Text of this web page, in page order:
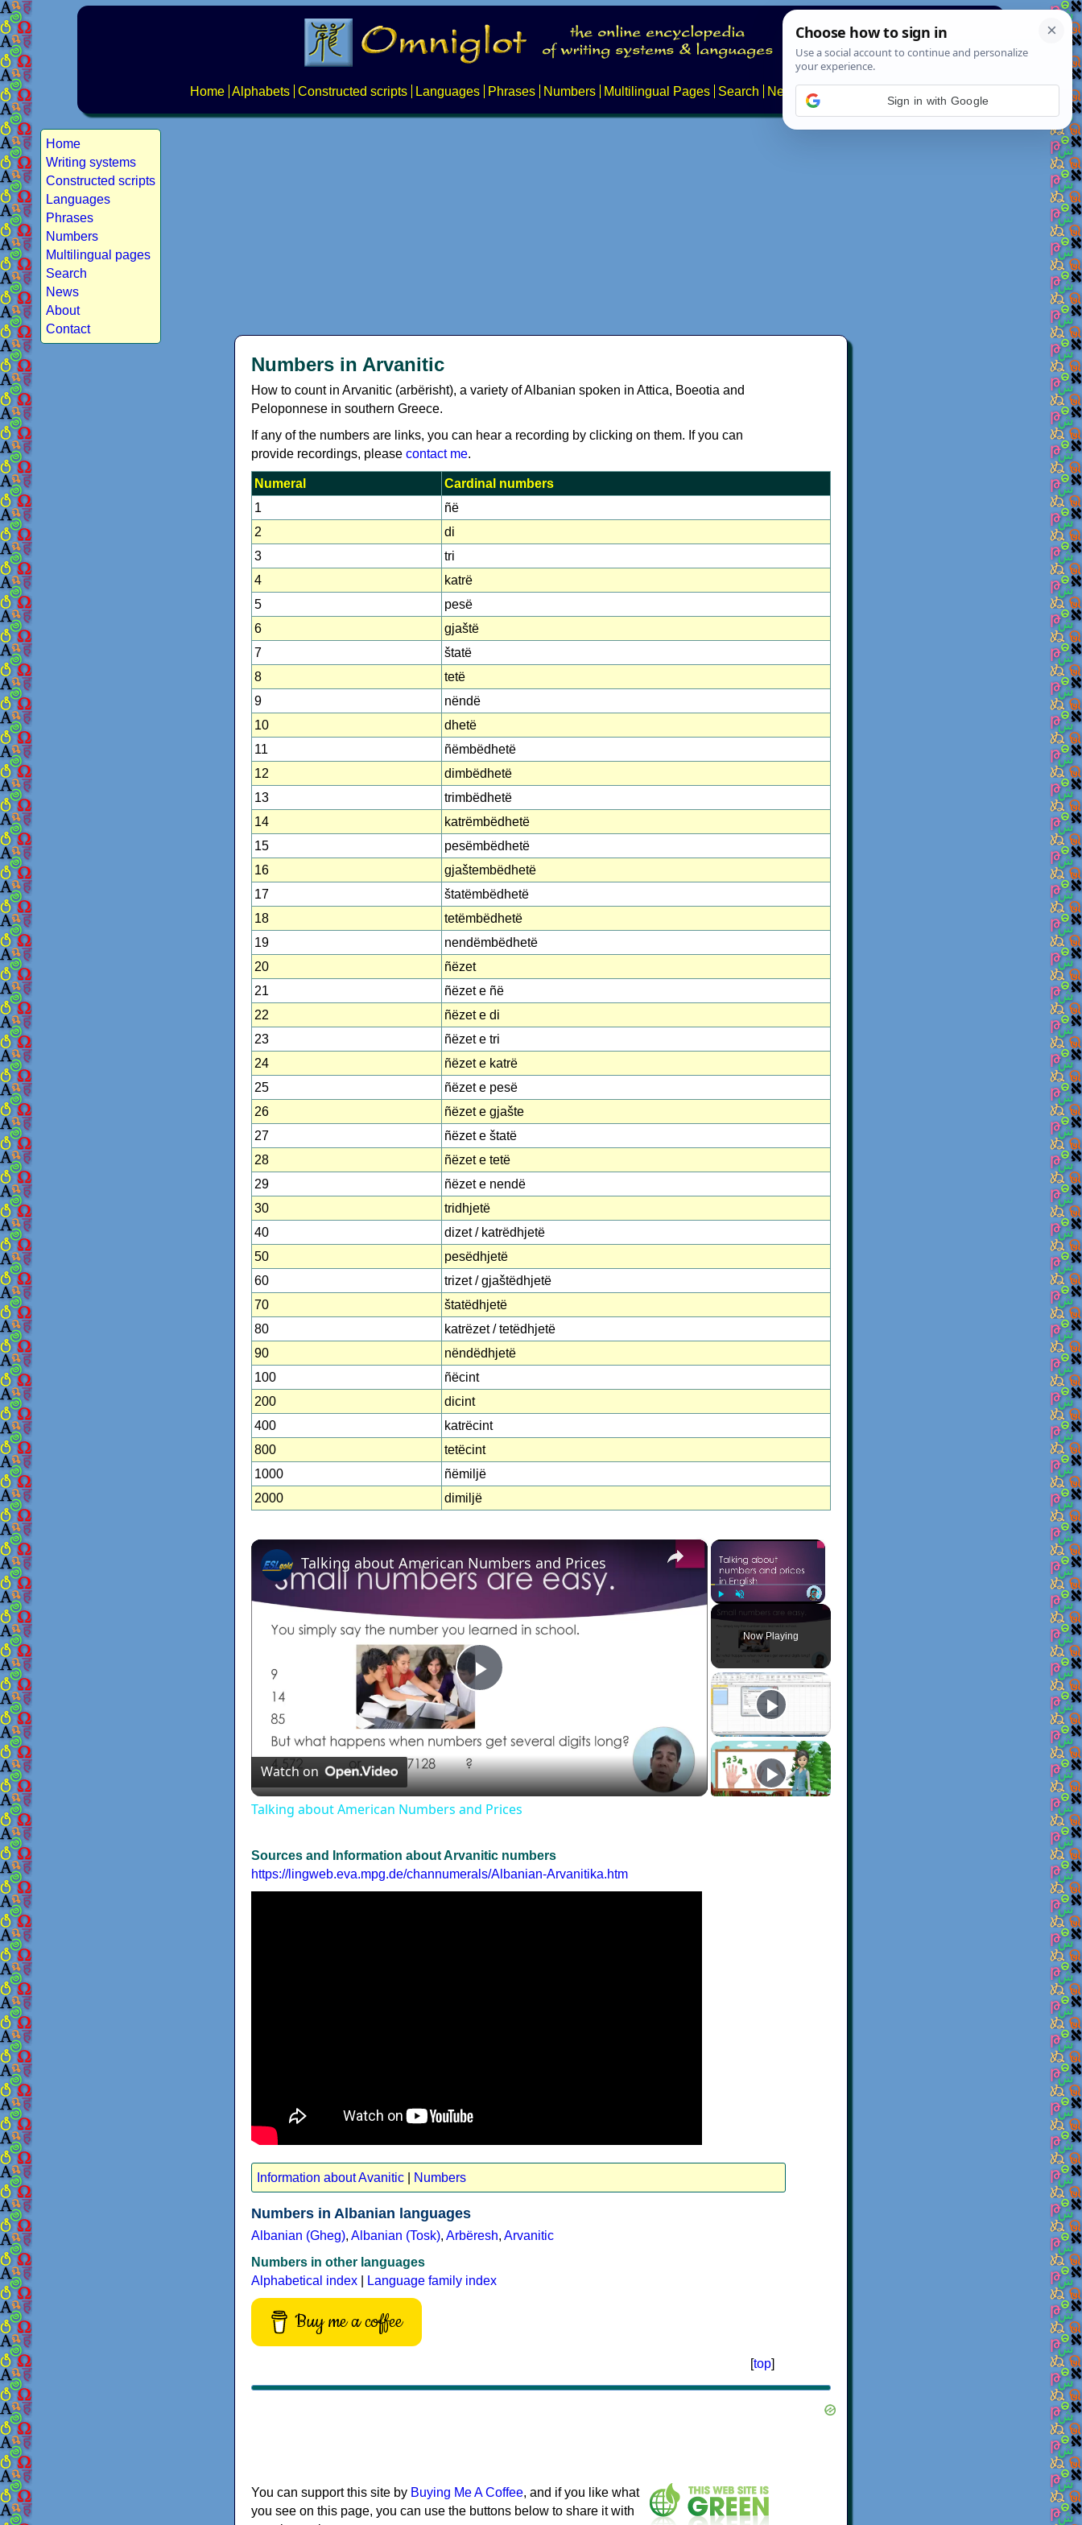
Home Alphabets Constructed scripts Languages Phrases Numbers Multilingual Pages Search News About
Home
Writing systems
Constructed scripts
Languages
Phrases
Numbers
Multilingual pages
Search
News
About
Contact
Numbers in Arvanitic
How to count in Arvanitic (arbërisht), a variety of Albanian spoken in Attica, Boeotia and
Peloponnese in southern Greece.
If any of the numbers are links, you can hear a recording by clicking on them. If you can
provide recordings, please contact me.
Numeral
Cardinal numbers
1
ñë
2
di
3
tri
4
katrë
5
pesë
6
gjaštë
7
štatë
8
tetë
9
nëndë
10
dhetë
11
ñëmbëdhetë
12
dimbëdhetë
13
trimbëdhetë
14
katrëmbëdhetë
15
pesëmbëdhetë
16
gjaštembëdhetë
17
štatëmbëdhetë
18
tetëmbëdhetë
19
nendëmbëdhetë
20
ñëzet
21
ñëzet e ñë
22
ñëzet e di
23
ñëzet e tri
24
ñëzet e katrë
25
ñëzet e pesë
26
ñëzet e gjašte
27
ñëzet e štatë
28
ñëzet e tetë
29
ñëzet e nendë
30
tridhjetë
40
dizet / katrëdhjetë
50
pesëdhjetë
60
trizet / gjaštëdhjetë
70
štatëdhjetë
80
katrëzet / tetëdhjetë
90
nëndëdhjetë
100
ñëcint
200
dicint
400
katrëcint
800
tetëcint
1000
ñëmiljë
2000
dimiljë
×
Play Unmute Fullscreen
Now Playing
×
Play
Video
Talking about American Numbers and Prices
Watch on
Talking about American Numbers and Prices
Sources and Information about Arvanitic numbers
https://lingweb.eva.mpg.de/channumerals/Albanian-Arvanitika.htm
Information about Avanitic Numbers
Numbers in Albanian languages
Albanian (Gheg), Albanian (Tosk), Arbëresh, Arvanitic
Numbers in other languages
Alphabetical index
Language family index
Buy me a coffee
[top]
You can support this site by Buying Me A Coffee, and if you like what
you see on this page, you can use the buttons below to share it with
Sign in with Google